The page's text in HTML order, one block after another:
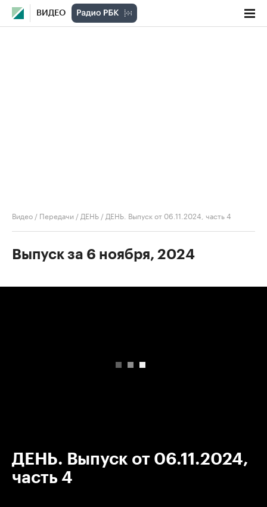
ВИДЕО
Видео / Передачи / ДЕНЬ / ДЕНЬ. Выпуск от 06.11.2024, часть 4
Выпуск за 6 ноября, 2024
ДЕНЬ. Выпуск от 06.11.2024,
часть 4